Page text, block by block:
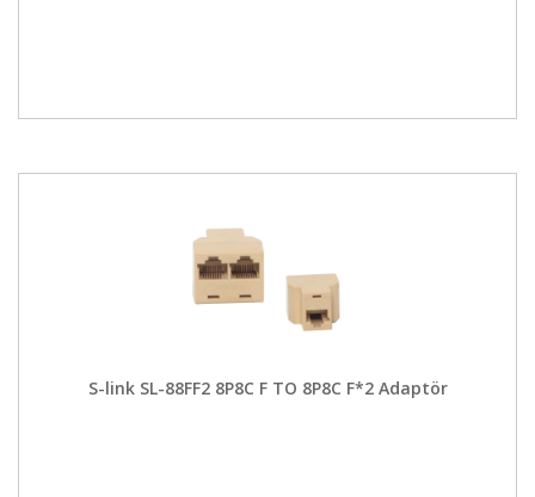
S-link SL-88FF2 8P8C F TO 8P8C F*2 Adaptör